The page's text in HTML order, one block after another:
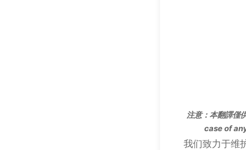
注意：本翻譯僅
case of
我们致力于维